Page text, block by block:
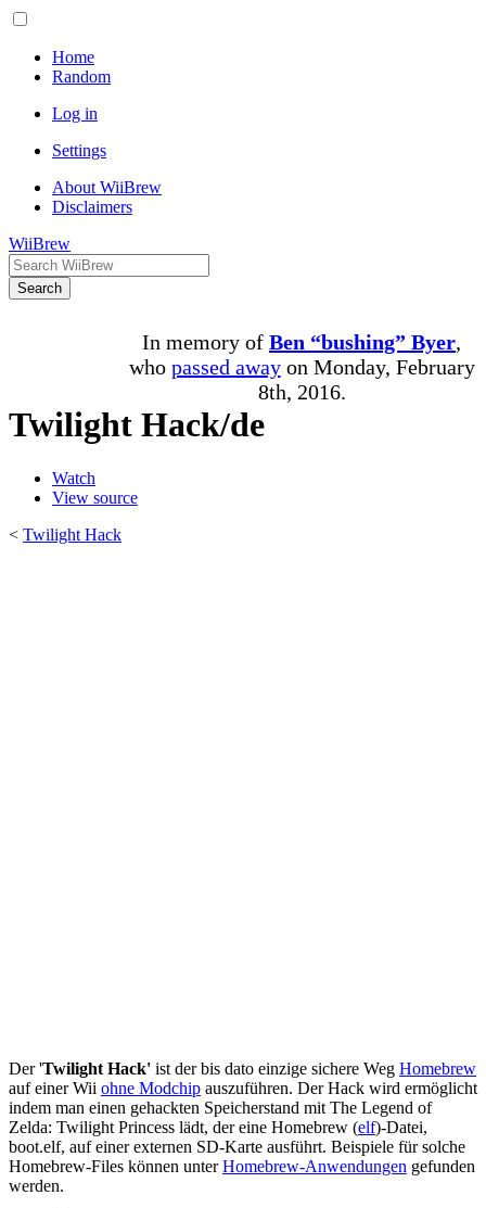
Home
Random
Log in
Settings
About WiiBrew
Disclaimers
WiiBrew
Search
In memory of Ben “bushing” Byer,
who passed awayon Monday, February
8th, 2016.
Twilight Hack/de
Watch
View source
< Twilight Hack
Der 'Twilight Hack' ist der bis dato einzige sichere Weg Homebrew
auf einer Wii ohne Modchip auszuführen. Der Hack wird ermöglicht
indem man einen gehackten Speicherstand mit The Legend of
Zelda: Twilight Princess lädt, der eine Homebrew (elf)-Datei,
boot.elf, auf einer externen SD-Karte ausführt. Beispiele für solche
Homebrew-Files können unterHomebrew-Anwendungen gefunden
werden.